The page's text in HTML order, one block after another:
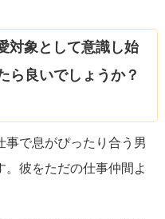
対象として意識し始
ら良いでしょうか？
事で息がぴったり合う男
。彼をただの仕事仲間よ